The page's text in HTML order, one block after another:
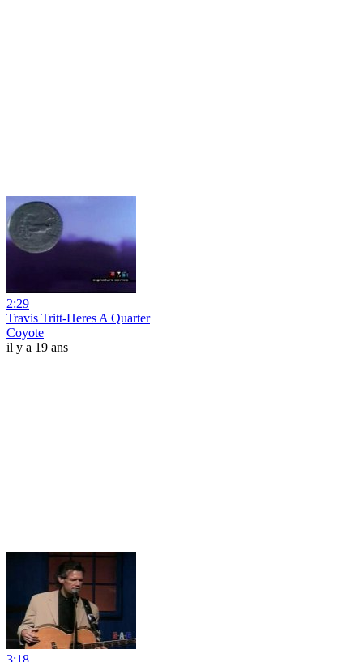
2:29
Travis Tritt-Heres A Quarter
Coyote
il y a 19 ans